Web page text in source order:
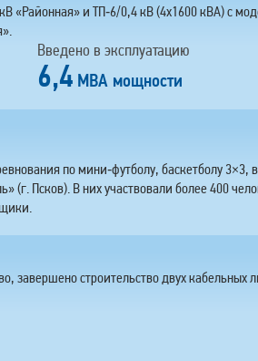
«Районная» и ТП‑6/0,4 кВ (4х1600 кВА) с
Введено в эксплуатацию
6,4 МВА мощности
по мини‑футболу, баскетболу 3×3,
Псков). В них участвовали более 400
завершено строительство двух кабельных